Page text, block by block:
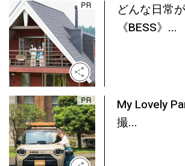
どんな日常
《BESS》...
My Lovely
撮...